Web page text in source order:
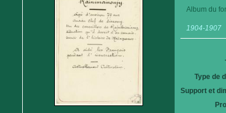
Album du
1904-1907
Type de
Support et